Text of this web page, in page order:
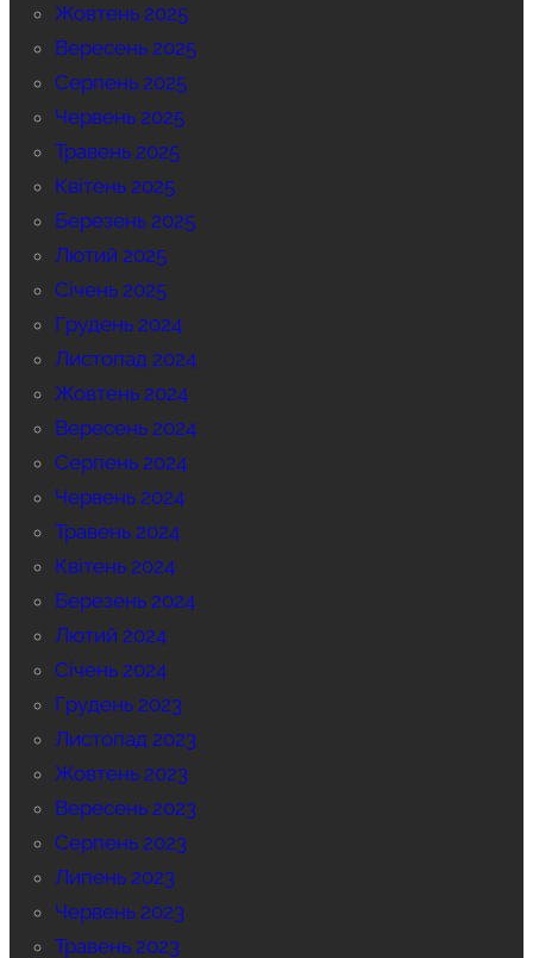
Жовтень 2025
Вересень 2025
Серпень 2025
Червень 2025
Травень 2025
Квітень 2025
Березень 2025
Лютий 2025
Січень 2025
Грудень 2024
Листопад 2024
Жовтень 2024
Вересень 2024
Серпень 2024
Червень 2024
Травень 2024
Квітень 2024
Березень 2024
Лютий 2024
Січень 2024
Грудень 2023
Листопад 2023
Жовтень 2023
Вересень 2023
Серпень 2023
Липень 2023
Червень 2023
Травень 2023